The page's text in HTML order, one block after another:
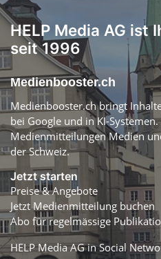
HELP Media AG ist
seit 1996
Medienbooster.ch
Medienbooster.ch bringt
bei Google und in KI-
Medienmitteilungen Medien
der Schweiz.
Jetzt starten
Preise & Angebote
Jetzt Medienmitteilung buchen
Abo für regelmässige
HELP Media AG in Social